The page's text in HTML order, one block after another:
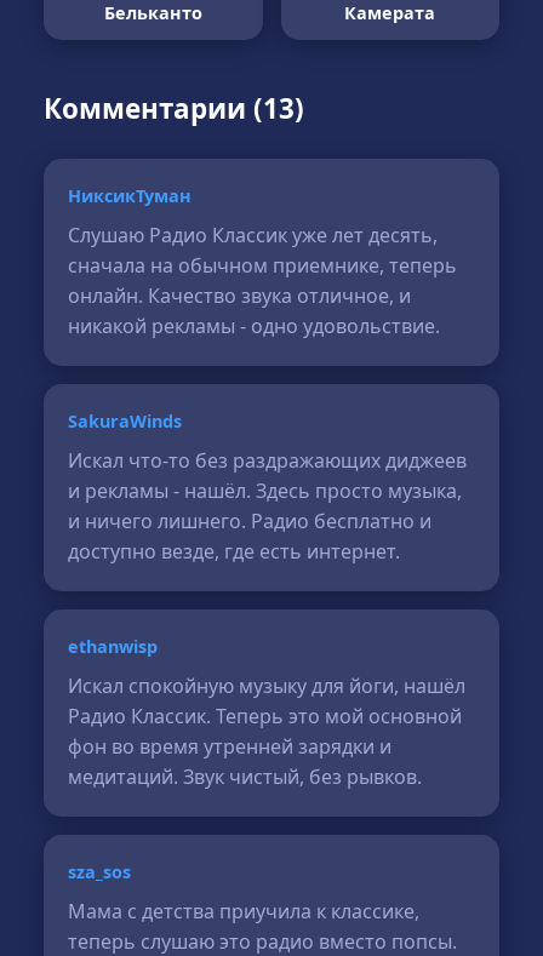
Бельканто Камерата
Комментарии (13)
НиксикТуман
Слушаю Радио Классик уже лет десять,
сначала на обычном приемнике, теперь
онлайн. Качество звука отличное, и
никакой рекламы - одно удовольствие.
SakuraWinds
Искал что-то без раздражающих диджеев
и рекламы - нашёл. Здесь просто музыка,
и ничего лишнего. Радио бесплатно и
доступно везде, где есть интернет.
ethanwisp
Искал спокойную музыку для йоги, нашёл
Радио Классик. Теперь это мой основной
фон во время утренней зарядки и
медитаций. Звук чистый, без рывков.
sza_sos
Мама с детства приучила к классике,
теперь слушаю это радио вместо попсы.